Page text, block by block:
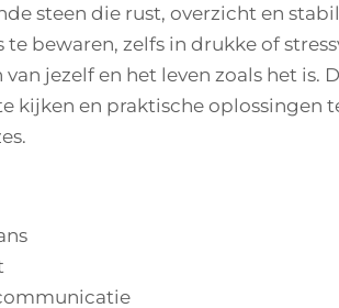
steen die rust, overzicht en
bewaren, zelfs in drukke of
jezelf en het leven zoals het
kijken en praktische oplossingen